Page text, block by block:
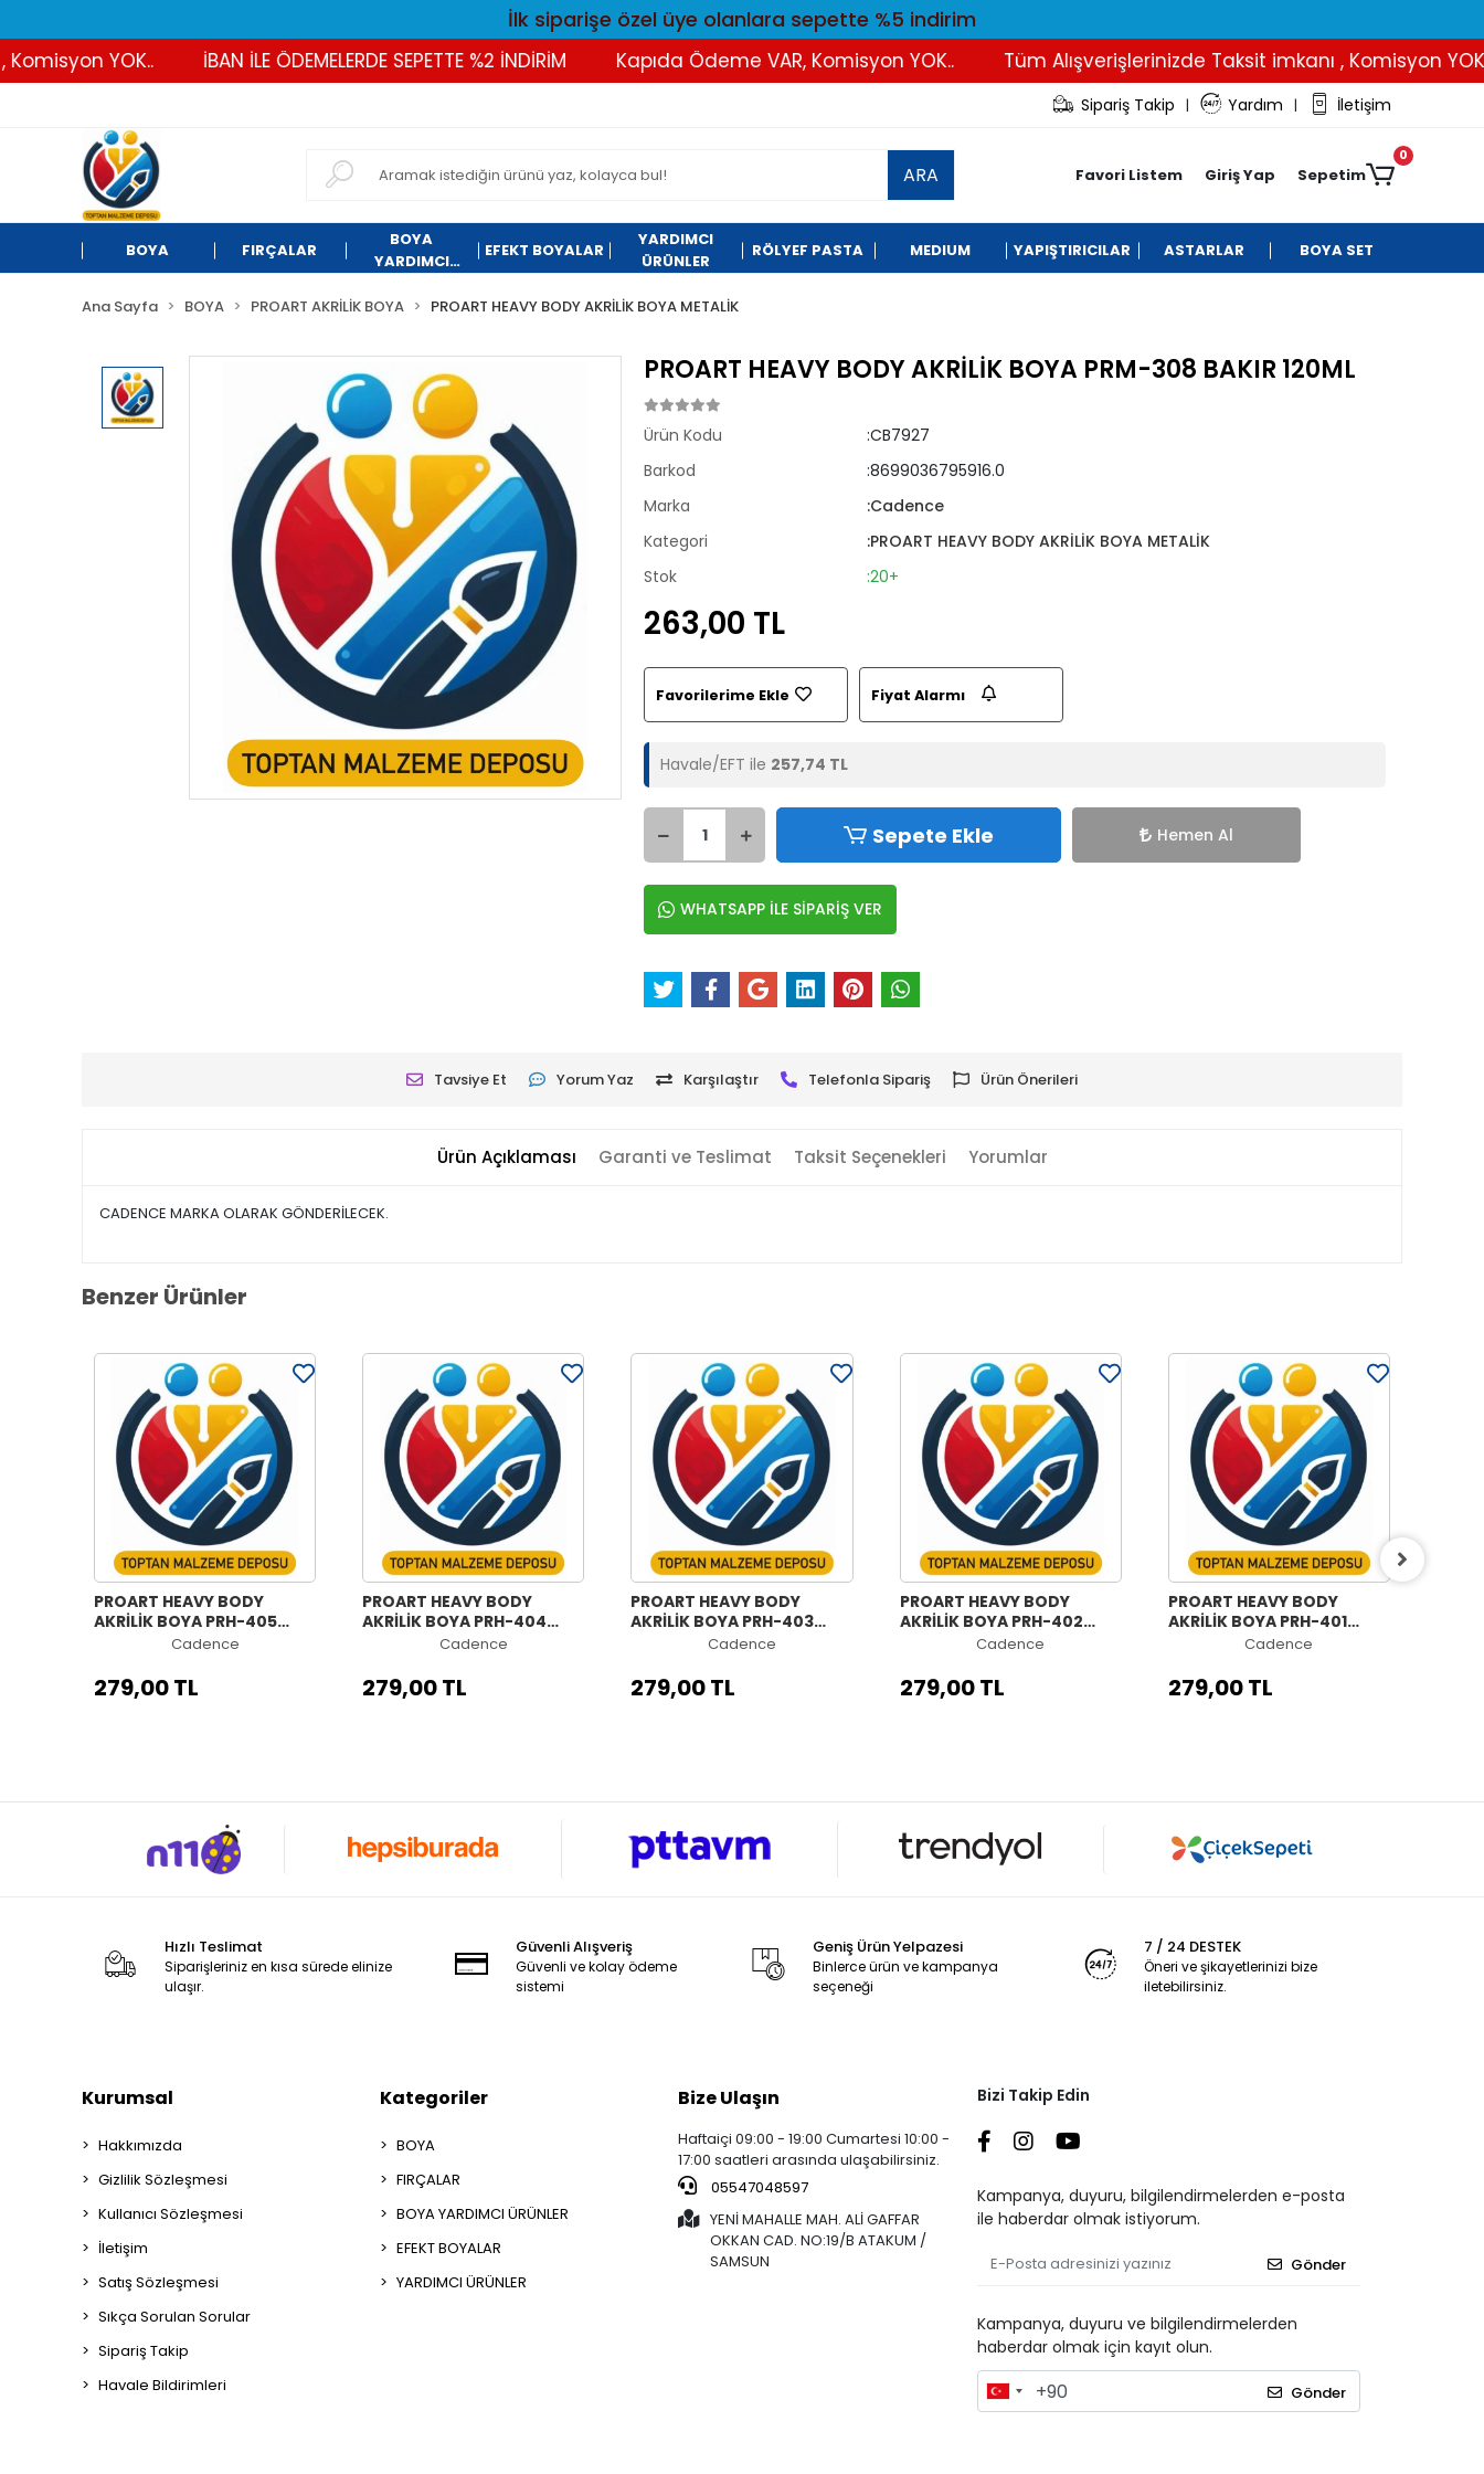
İlk siparişe özel üye olanlara sepette %5 indirim
YOK.. İBAN İLE ÖDEMELERDE SEPETTE %2 İNDİRİM Kapıda Ödeme VAR, Komisyon YOK.. Tüm Alışverişlerinizde Taksit imkanı , Komisyon YOK..
Sipariş Takip | Yardım | İletişim
ARA Favori Listem Giriş Yap Sepetim
0
BOYA FIRÇALAR
BOYA
YARDIMCI
EFEKT BOYALAR
YARDIMCI
ÜRÜNLER
RÖLYEF PASTA MEDIUM YAPIŞTIRICILAR ASTARLAR BOYA SET
Ana Sayfa BOYA PROART AKRİLİK BOYA PROART HEAVY BODY AKRİLİK BOYA METALİK
PROART HEAVY BODY AKRİLİK BOYA PRM-308 BAKIR 120ML
Ürün Kodu
:CB7927
Barkod
:8699036795916.0
Marka
:Cadence
Kategori
:PROART HEAVY BODY AKRİLİK BOYA METALİK
Stok
:20+
263,00 TL
Favorilerime Ekle Fiyat Alarmı
Havale/EFT ile 257,74 TL
Sepete Ekle Hemen Al
WHATSAPP İLE SİPARİŞ VER
Tavsiye Et Yorum Yaz Karşılaştır Telefonla Sipariş Ürün Önerileri
Ürün Açıklaması Garanti ve Teslimat Taksit Seçenekleri Yorumlar
CADENCE MARKA OLARAK GÖNDERİLECEK.
Benzer Ürünler
PROART HEAVY BODY
AKRİLİK BOYA PRH-405
YEŞİL 120MLCadence
279,00 TL
PROART HEAVY BODY
AKRİLİK BOYA PRH-404
MAVİ 120MLCadence
279,00 TL
PROART HEAVY BODY
AKRİLİK BOYA PRH-403
MENEKŞE 120ML
Cadence
279,00 TL
PROART HEAVY BODY
AKRİLİK BOYA PRH-402
KIRMIZI 120MLCadence
279,00 TL
PROART HEAVY BODY
AKRİLİK BOYA PRH-401
TURUNCU 120ML
Cadence
279,00 TL
Hızlı Teslimat
Siparişleriniz en kısa sürede elinize
ulaşır.
Güvenli Alışveriş
Güvenli ve kolay ödeme
sistemi
Geniş Ürün Yelpazesi
Binlerce ürün ve kampanya
seçeneği
7 / 24 DESTEK
Öneri ve şikayetlerinizi bize
iletebilirsiniz.
Kurumsal
Hakkımızda
Gizlilik Sözleşmesi
Kullanıcı Sözleşmesi
İletişim
Satış Sözleşmesi
Sıkça Sorulan Sorular
Sipariş Takip
Havale Bildirimleri
Kategoriler
BOYA
FIRÇALAR
BOYA YARDIMCI ÜRÜNLER
EFEKT BOYALAR
YARDIMCI ÜRÜNLER
Bize Ulaşın
Haftaiçi 09:00 - 19:00 Cumartesi 10:00 -
17:00 saatleri arasında ulaşabilirsiniz.
05547048597
YENİ MAHALLE MAH. ALİ GAFFAR
OKKAN CAD. NO:19/B ATAKUM /
SAMSUN
Bizi Takip Edin
Kampanya, duyuru, bilgilendirmelerden e-posta
ile haberdar olmak istiyorum.
Gönder
Kampanya, duyuru ve bilgilendirmelerden
haberdar olmak için kayıt olun.
Gönder